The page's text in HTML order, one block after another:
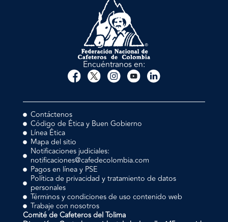
Encuéntranos en:
Contáctenos
Código de Ética y Buen Gobierno
Línea Ética
Mapa del sitio
Notificaciones judiciales:
notificaciones@cafedecolombia.com
Pagos en línea y PSE
Política de privacidad y tratamiento de datos
personales
Términos y condiciones de uso contenido web
Trabaje con nosotros
Comité de Cafeteros del Tolima